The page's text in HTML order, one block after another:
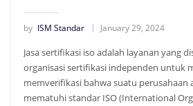
by ISM Standar January 29, 2024
Jasa sertifikasi iso adalah layanan yang
organisasi sertifikasi independen untuk
memverifikasi bahwa suatu perusahaan
mematuhi standar ISO (International